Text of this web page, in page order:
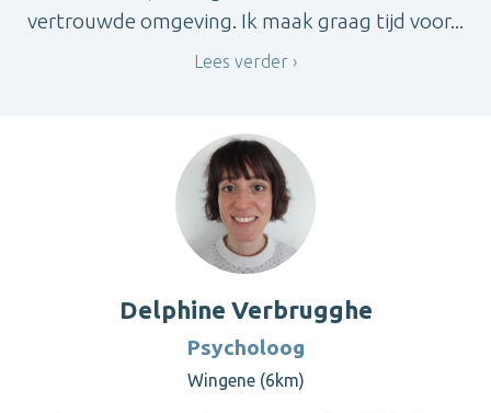
vertrouwde omgeving. Ik maak graag tijd voor...
Lees verder
Delphine Verbrugghe
Psycholoog
Wingene (6km)